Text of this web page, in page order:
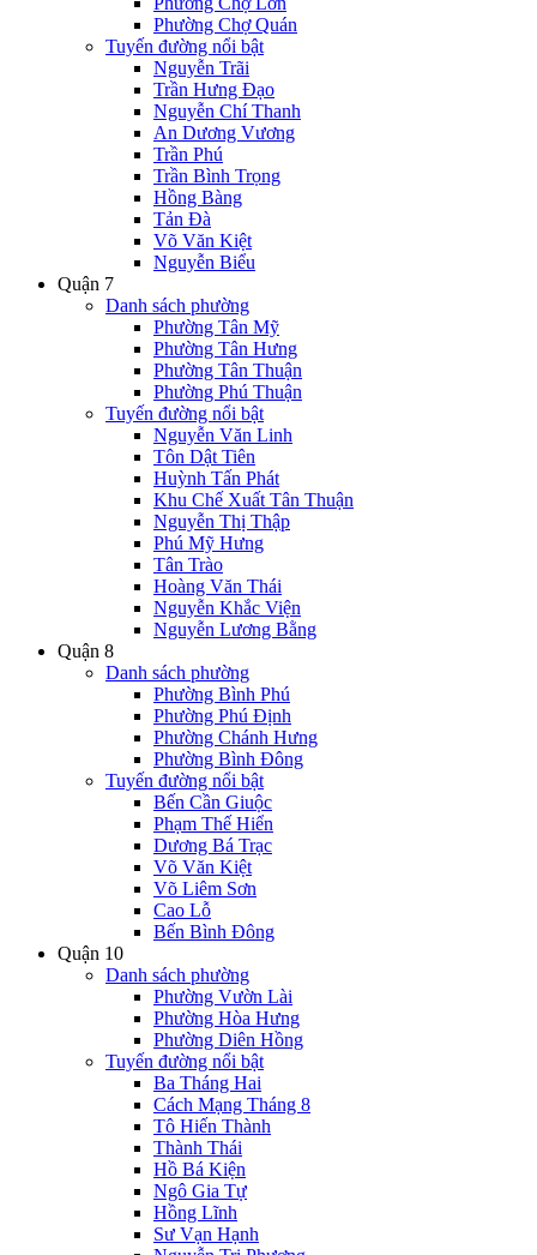
Phường Chợ Quán
Tuyến đường nổi bật
Nguyễn Trãi
Trần Hưng Đạo
Nguyễn Chí Thanh
An Dương Vương
Trần Phú
Trần Bình Trọng
Hồng Bàng
Tản Đà
Võ Văn Kiệt
Nguyễn Biểu
Quận 7
Danh sách phường
Phường Tân Mỹ
Phường Tân Hưng
Phường Tân Thuận
Phường Phú Thuận
Tuyến đường nổi bật
Nguyễn Văn Linh
Tôn Dật Tiên
Huỳnh Tấn Phát
Khu Chế Xuất Tân Thuận
Nguyễn Thị Thập
Phú Mỹ Hưng
Tân Trào
Hoàng Văn Thái
Nguyễn Khắc Viện
Nguyễn Lương Bằng
Quận 8
Danh sách phường
Phường Bình Phú
Phường Phú Định
Phường Chánh Hưng
Phường Bình Đông
Tuyến đường nổi bật
Bến Cần Giuộc
Phạm Thế Hiển
Dương Bá Trạc
Võ Văn Kiệt
Võ Liêm Sơn
Cao Lỗ
Bến Bình Đông
Quận 10
Danh sách phường
Phường Vườn Lài
Phường Hòa Hưng
Phường Diên Hồng
Tuyến đường nổi bật
Ba Tháng Hai
Cách Mạng Tháng 8
Tô Hiến Thành
Thành Thái
Hồ Bá Kiện
Ngô Gia Tự
Hồng Lĩnh
Sư Vạn Hạnh